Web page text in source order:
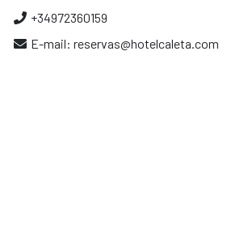
+34972360159
E-mail: reservas@hotelcaleta.com